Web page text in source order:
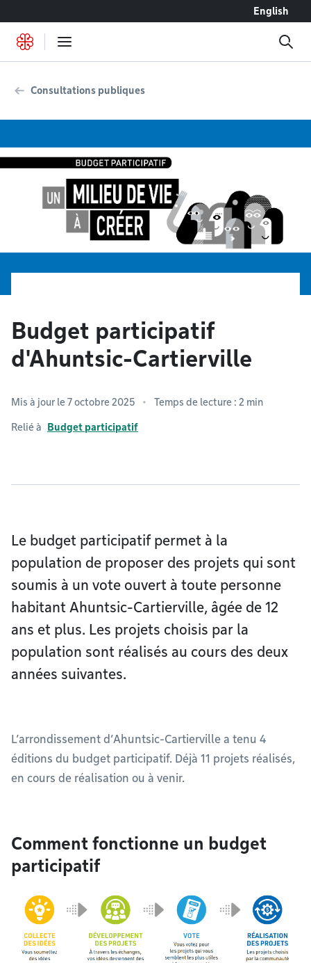
English
Consultations publiques
Budget participatif
d'Ahuntsic-Cartierville
Mis à jour le 7 octobre 2025 Temps de lecture : 2 min
Relié à Budget participatif
Le budget participatif permet à la
population de proposer des projets qui sont
soumis à un vote ouvert à toute personne
habitant Ahuntsic-Cartierville, âgée de 12
ans et plus. Les projets choisis par la
population sont réalisés au cours des deux
années suivantes.
L’arrondissement d’Ahuntsic-Cartierville a tenu 4
éditions du budget participatif. Déjà 11 projets réalisés,
en cours de réalisation ou à venir.
Comment fonctionne un budget
participatif